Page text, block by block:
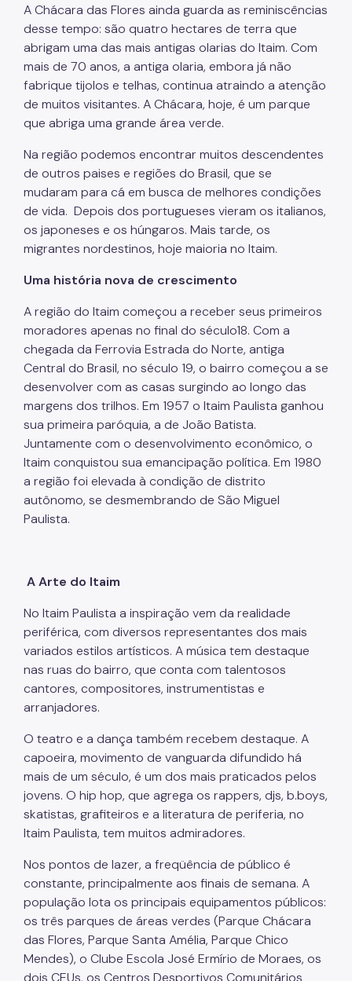
A Chácara das Flores ainda guarda as reminiscências
desse tempo: são quatro hectares de terra que
abrigam uma das mais antigas olarias do Itaim. Com
mais de 70 anos, a antiga olaria, embora já não
fabrique tijolos e telhas, continua atraindo a atenção
de muitos visitantes. A Chácara, hoje, é um parque
que abriga uma grande área verde.
Na região podemos encontrar muitos descendentes
de outros paises e regiões do Brasil, que se
mudaram para cá em busca de melhores condições
de vida. Depois dos portugueses vieram os italianos,
os japoneses e os húngaros. Mais tarde, os
migrantes nordestinos, hoje maioria no Itaim.
Uma história nova de crescimento
A região do Itaim começou a receber seus primeiros
moradores apenas no final do século18. Com a
chegada da Ferrovia Estrada do Norte, antiga
Central do Brasil, no século 19, o bairro começou a se
desenvolver com as casas surgindo ao longo das
margens dos trilhos. Em 1957 o Itaim Paulista ganhou
sua primeira paróquia, a de João Batista.
Juntamente com o desenvolvimento econômico, o
Itaim conquistou sua emancipação política. Em 1980
a região foi elevada à condição de distrito
autônomo, se desmembrando de São Miguel
Paulista.
A Arte do Itaim
No Itaim Paulista a inspiração vem da realidade
periférica, com diversos representantes dos mais
variados estilos artísticos. A música tem destaque
nas ruas do bairro, que conta com talentosos
cantores, compositores, instrumentistas e
arranjadores.
O teatro e a dança também recebem destaque. A
capoeira, movimento de vanguarda difundido há
mais de um século, é um dos mais praticados pelos
jovens. O hip hop, que agrega os rappers, djs, b.boys,
skatistas, grafiteiros e a literatura de periferia, no
Itaim Paulista, tem muitos admiradores.
Nos pontos de lazer, a freqüência de público é
constante, principalmente aos finais de semana. A
população lota os principais equipamentos públicos:
os três parques de áreas verdes (Parque Chácara
das Flores, Parque Santa Amélia, Parque Chico
Mendes), o Clube Escola José Ermírio de Moraes, os
dois CEUs, os Centros Desportivos Comunitários